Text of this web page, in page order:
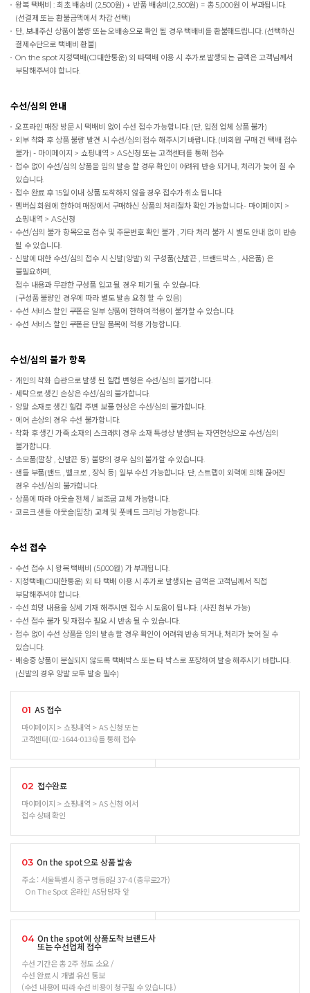
왕복 택배비 : 최초 배송비 (2,500원) + 반품 배송비(2,500원) = 총 5,000원 이 부과됩니다.
(선결제 또는 환불금액에서 차감 선택)
단, 보내주신 상품이 불량 또는 오배송으로 확인 될 경우 택배비를 환불해드립니다. (선택하신
결제수단으로 택배비 환불)
On the spot지정택배(CJ대한통운) 외 타택배 이용 시 추가로 발생되는 금액은 고객님께서
부담해주셔야 합니다.
수선/심의 안내
오프라인 매장 방문 시 택배비 없이 수선 접수 가능합니다. (단, 입점 업체 상품 불가)
외부 착화 후 상품 불량 발견 시 수선/심의 접수 해주시기 바랍니다. (비회원 구매 건 택배 접수
불가) - 마이페이지 > 쇼핑내역 > AS신청 또는 고객센터를 통해 접수
접수 없이 수선/심의 상품을 임의 발송 할 경우 확인이 어려워 반송 되거나, 처리가 늦어 질 수
있습니다.
접수 완료 후 15일 이내 상품 도착하지 않을 경우 접수가 취소 됩니다.
멤버십 회원에 한하여 매장에서 구매하신 상품의 처리절차 확인 가능합니다.- 마이페이지 >
쇼핑내역 > AS신청
수선/심의 불가 항목으로 접수 및 주문번호 확인 불가 , 기타 처리 불가 시 별도 안내 없이 반송
될 수 있습니다.
신발에 대한 수선/심의 접수 시 신발(양발) 외 구성품(신발끈 , 브랜드박스 , 사은품) 은
불필요하며,
접수 내용과 무관한 구성품 입고 될 경우 폐기 될 수 있습니다.
(구성품 불량인 경우에 따라 별도 발송 요청 할 수 있음)
수선 서비스 할인 쿠폰은 일부 상품에 한하여 적용이 불가할 수 있습니다.
수선 서비스 할인 쿠폰은 단일 품목에 적용 가능합니다.
수선/심의 불가 항목
개인의 착화 습관으로 발생 된 힐컵 변형은 수선/심의 불가합니다.
세탁으로 생긴 손상은 수선/심의 불가합니다.
양말 소재로 생긴 힐컵 주변 보풀 현상은 수선/심의 불가합니다.
에어 손상의 경우 수선 불가합니다.
착화 후 생긴 가죽 소재의 스크래치 경우 소재 특성상 발생되는 자연현상으로 수선/심의
불가합니다.
소모품(깔창 , 신발끈 등) 불량의 경우 심의 불가할 수 있습니다.
샌들 부품(밴드 , 벨크로 , 장식 등) 일부 수선 가능합니다. 단, 스트랩이 외력에 의해 끊어진
경우 수선/심의 불가합니다.
상품에 따라 아웃솔 전체 / 보조굽 교체 가능합니다.
코르크 샌들 아웃솔(밑창) 교체 및 풋베드 크리닝 가능합니다.
수선 접수
수선 접수 시 왕복 택배비 (5,000원) 가 부과됩니다.
지정택배(CJ대한통운) 외 타 택배 이용 시 추가로 발생되는 금액은 고객님께서 직접
부담해주셔야 합니다.
수선 희망 내용을 상세 기재 해주시면 접수 시 도움이 됩니다. (사진 첨부 가능)
수선 접수 불가 및 재접수 필요 시 반송 될 수 있습니다.
접수 없이 수선 상품을 임의 발송 할 경우 확인이 어려워 반송 되거나, 처리가 늦어 질 수
있습니다.
배송중 상품이 분실되지 않도록 택배박스 또는 타 박스로 포장하여 발송 해주시기 바랍니다.
(신발의 경우 양발 모두 발송 필수)
01 AS 접수
마이페이지 > 쇼핑내역 > AS 신청 또는
고객센터(02-1644-0136)를 통해 접수
02 접수완료
마이페이지 > 쇼핑내역 > AS 신청 에서
접수 상태 확인
03 On the spot으로 상품 발송
주소 : 서울특별시 중구 명동8길 37-4 (충무로2가)
On The Spot 온라인 AS담당자 앞
04 On the spot에 상품도착 브랜드사
또는 수선업체 접수
수선 기간은 총 2주 정도 소요 /
수선 완료 시 개별 유선 통보
(수선 내용에 따라 수선 비용이 청구될 수 있습니다.)